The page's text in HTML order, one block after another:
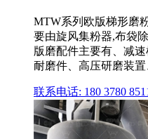
MTW系列欧版梯形磨
要由旋风集粉器,布袋
版磨配件主要有、减
耐磨件、高压研磨装置
联系电话: 180 3780